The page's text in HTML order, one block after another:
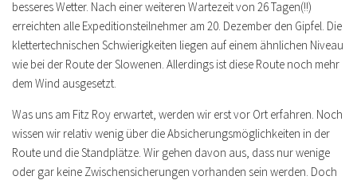
besseres Wetter. Nach einer weiteren Wartezeit von 26 Tagen(!!)
erreichten alle Expeditionsteilnehmer am 20. Dezember den Gipfel. Die
klettertechnischen Schwierigkeiten liegen auf einem ähnlichen Niveau
wie bei der Route der Slowenen. Allerdings ist diese Route noch mehr
dem Wind ausgesetzt.
Was uns am Fitz Roy erwartet, werden wir erst vor Ort erfahren. Noch
wissen wir relativ wenig über die Absicherungsmöglichkeiten in der
Route und die Standplätze. Wir gehen davon aus, dass nur wenige
oder gar keine Zwischensicherungen vorhanden sein werden. Doch